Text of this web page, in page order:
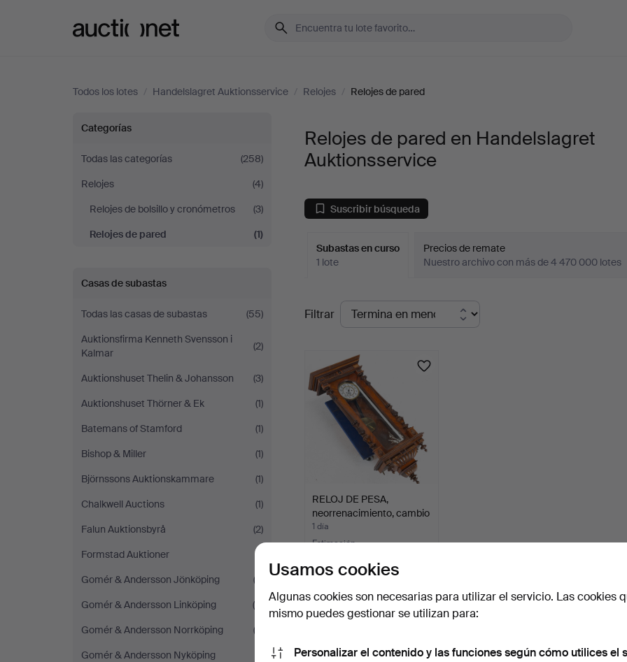
Todos los lotes / Handelslagret Auktionsservice / Relojes / Relojes de pared
Relojes
de
pared
en
Auktionsservice
Categorías
Todas las categorías
(258)
Relojes
(4)
Relojes de bolsillo y cronómetros
(3)
Relojes de pared
(1)
Casas de subastas
Todas las casas de subastas
(55)
Auktionsfirma Kenneth Svensson i
Kalmar
(2)
Auktionshuset Thelin & Johansson
(3)
Auktionshuset Thörner & Ek
(1)
Batemans of Stamford
(1)
Bishop & Miller
(1)
Björnssons Auktionskammare
(1)
Chalkwell Auctions
(1)
Falun Auktionsbyrå
(2)
Formstad Auktioner
Gomér & Andersson Jönköping
(2)
Gomér & Andersson Linköping
(6)
Gomér & Andersson Norrköping
(2)
Gomér & Andersson Nyköping
Relojes de pared en Handelslagret
Auktionsservice
Suscribir búsqueda
Subastas en curso
1 lote
Precios de remate
Nuestro archivo con más de 4 470 000 lotes
Subastas
en
Filtrar
RELOJ DE PESA,
neorrenacimiento, cambio
de…
1 día
Estimación
Suscribir búsqueda
Usamos cookies
Algunas cookies son necesarias para utilizar el servicio. Las cookies
mismo puedes gestionar se utilizan para:
Personalizar el contenido y las funciones según cómo utilices el